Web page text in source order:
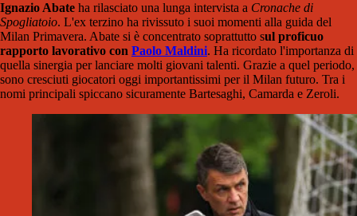
Ignazio Abate ha rilasciato una lunga intervista a Cronache di
Spogliatoio. L'ex terzino ha rivissuto i suoi momenti alla guida del
Milan Primavera. Abate si è concentrato soprattutto sul proficuo
rapporto lavorativo con Paolo Maldini. Ha ricordato l'importanza di
quella sinergia per lanciare molti giovani talenti. Grazie a quel periodo,
sono cresciuti giocatori oggi importantissimi per il Milan futuro. Tra i
nomi principali spiccano sicuramente Bartesaghi, Camarda e Zeroli.